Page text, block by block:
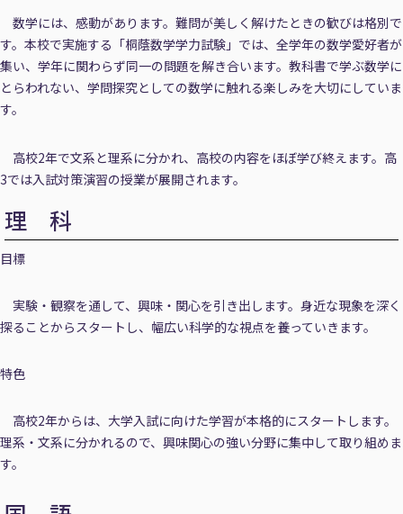
数学には、感動があります。難問が美しく解けたときの歓びは格別で
す。本校で実施する「桐蔭数学学力試験」では、全学年の数学愛好者が
集い、学年に関わらず同一の問題を解き合います。教科書で学ぶ数学に
とらわれない、学問探究としての数学に触れる楽しみを大切にしていま
す。
高校2年で文系と理系に分かれ、高校の内容をほぼ学び終えます。高
3では入試対策演習の授業が展開されます。
理 科
目標
実験・観察を通して、興味・関心を引き出します。身近な現象を深く
探ることからスタートし、幅広い科学的な視点を養っていきます。
特色
高校2年からは、大学入試に向けた学習が本格的にスタートします。
理系・文系に分かれるので、興味関心の強い分野に集中して取り組めま
す。